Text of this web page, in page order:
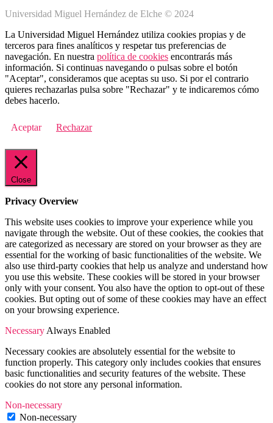
Universidad Miguel Hernández de Elche © 2024
La Universidad Miguel Hernández utiliza cookies propias y de
terceros para fines analíticos y respetar tus preferencias de
navegación. En nuestra política de cookies encontrarás más
información. Si continuas navegando o pulsas sobre el botón
"Aceptar", consideramos que aceptas su uso. Si por el contrario
quieres rechazarlas pulsa sobre "Rechazar" y te indicaremos cómo
debes hacerlo.
Aceptar Rechazar
Close
Privacy Overview
This website uses cookies to improve your experience while you
navigate through the website. Out of these cookies, the cookies that
are categorized as necessary are stored on your browser as they are
essential for the working of basic functionalities of the website. We
also use third-party cookies that help us analyze and understand how
you use this website. These cookies will be stored in your browser
only with your consent. You also have the option to opt-out of these
cookies. But opting out of some of these cookies may have an effect
on your browsing experience.
Necessary Always Enabled
Necessary cookies are absolutely essential for the website to
function properly. This category only includes cookies that ensures
basic functionalities and security features of the website. These
cookies do not store any personal information.
Non-necessary
Non-necessary